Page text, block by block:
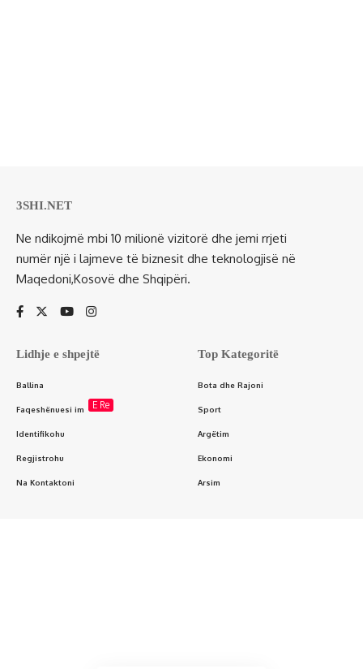
3SHI.NET
Ne ndikojmë mbi 10 milionë vizitorë dhe jemi rrjeti
numër një i lajmeve të biznesit dhe teknologjisë në
Maqedoni,Kosovë dhe Shqipëri.
Lidhje e shpejtë
Ballina
Faqeshënuesi im E Re
Identifikohu
Regjistrohu
Na Kontaktoni
Top Kategoritë
Bota dhe Rajoni
Sport
Argëtim
Ekonomi
Arsim